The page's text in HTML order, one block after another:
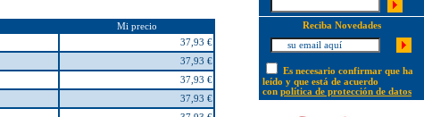
Mi precio
37,93 €
37,93 €
37,93 €
37,93 €
Reciba Novedades
Es necesario confirmar que ha
leído y que está de acuerdo
con política de protección de datos